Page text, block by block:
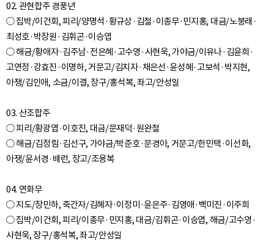
02. 관현합주 경풍년
○ 집박/이건회, 피리/양명석·황규상·김철·이종무·민지홍, 대금/노붕래·
최성호·박장원·김휘곤·이승엽
○ 해금/황애자·김주남·전은혜·고수영·사현욱, 가야금/이유나·김윤희·
고연정·강효진·이명하, 거문고/김치자·채은선·윤성혜·고보석·박지현,
아쟁/김인애, 소금/이결, 장구/홍석복, 좌고/안성일
03. 산조합주
○ 피리/황광엽·이호진, 대금/문재덕·원완철
○ 해금/김정림·김선구, 가야금/박준호·문경아, 거문고/한민택·이선화,
아쟁/윤서경·배런, 장고/조용복
04. 연화무
○ 지도/장민하, 죽간자/김혜자·이정미·윤은주·김영애·백미진·이주희
○ 집박/이건회, 피리/이종무·민지홍, 대금/김휘곤·이승엽, 해금/고수영·
사현욱, 장구/홍석복, 좌고/안성일